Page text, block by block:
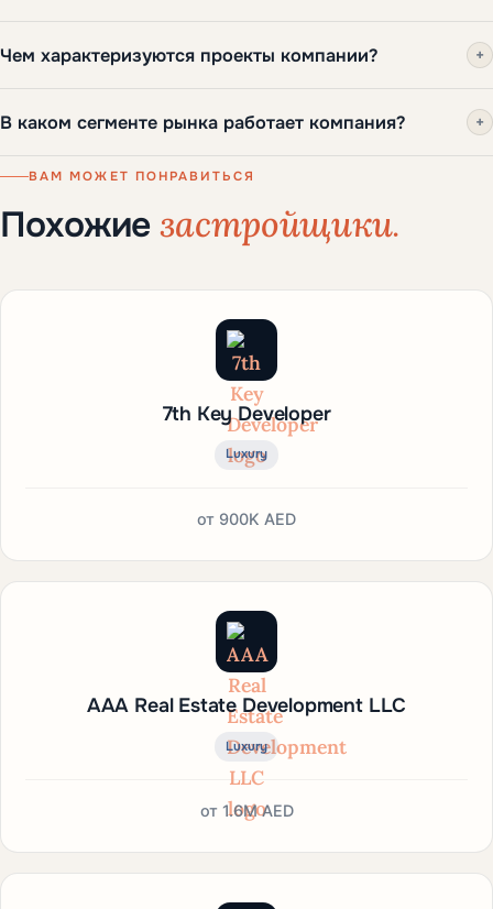
Чем характеризуются проекты компании? +
В каком сегменте рынка работает компания? +
ВАМ МОЖЕТ ПОНРАВИТЬСЯ
Похожиезастройщики.
7th Key Developer
Luxury
от 900K AED
AAA Real Estate Development LLC
Luxury
от 1.6M AED